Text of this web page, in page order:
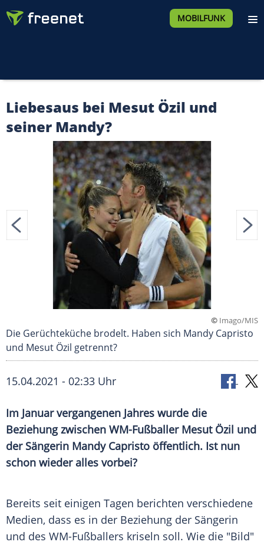
MOBILFUNK
Liebesaus bei Mesut Özil und
seiner Mandy?
© Imago/MIS
Die Gerüchteküche brodelt. Haben sich Mandy Capristo
und Mesut Özil getrennt?
15.04.2021 - 02:33 Uhr
Im Januar vergangenen Jahres wurde die
Beziehung zwischen WM-Fußballer Mesut Özil und
der Sängerin Mandy Capristo öffentlich. Ist nun
schon wieder alles vorbei?
Bereits seit einigen Tagen berichten verschiedene
Medien, dass es in der Beziehung der Sängerin
und des WM-Fußballers kriseln soll. Wie die "Bild"